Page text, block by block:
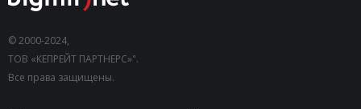
© 2000-2024,
ТОВ «КЕПРЕЙТ ПАРТНЕРС»".
Все права защищены.